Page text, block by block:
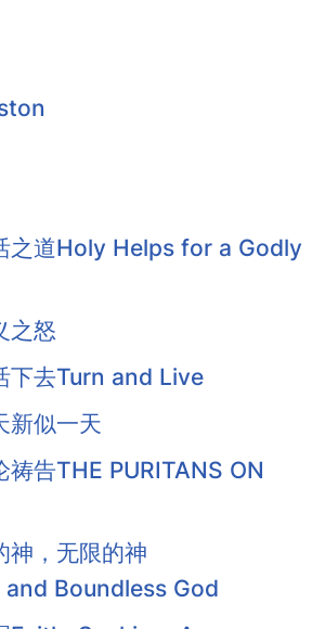
之道Holy Helps for a Godly
之怒
下去Turn and Live
新似一天
祷告THE PURITANS ON
神，无限的神
Boundless God